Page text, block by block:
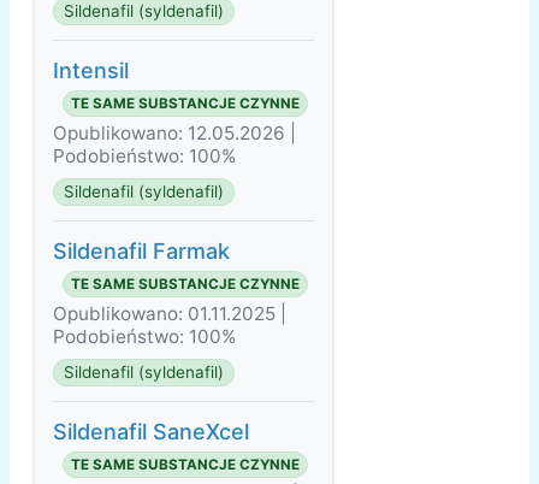
Sildenafil (syldenafil)
Intensil
TE SAME SUBSTANCJE CZYNNE
Opublikowano: 12.05.2026 |
Podobieństwo: 100%
Sildenafil (syldenafil)
Sildenafil Farmak
TE SAME SUBSTANCJE CZYNNE
Opublikowano: 01.11.2025 |
Podobieństwo: 100%
Sildenafil (syldenafil)
Sildenafil SaneXcel
TE SAME SUBSTANCJE CZYNNE